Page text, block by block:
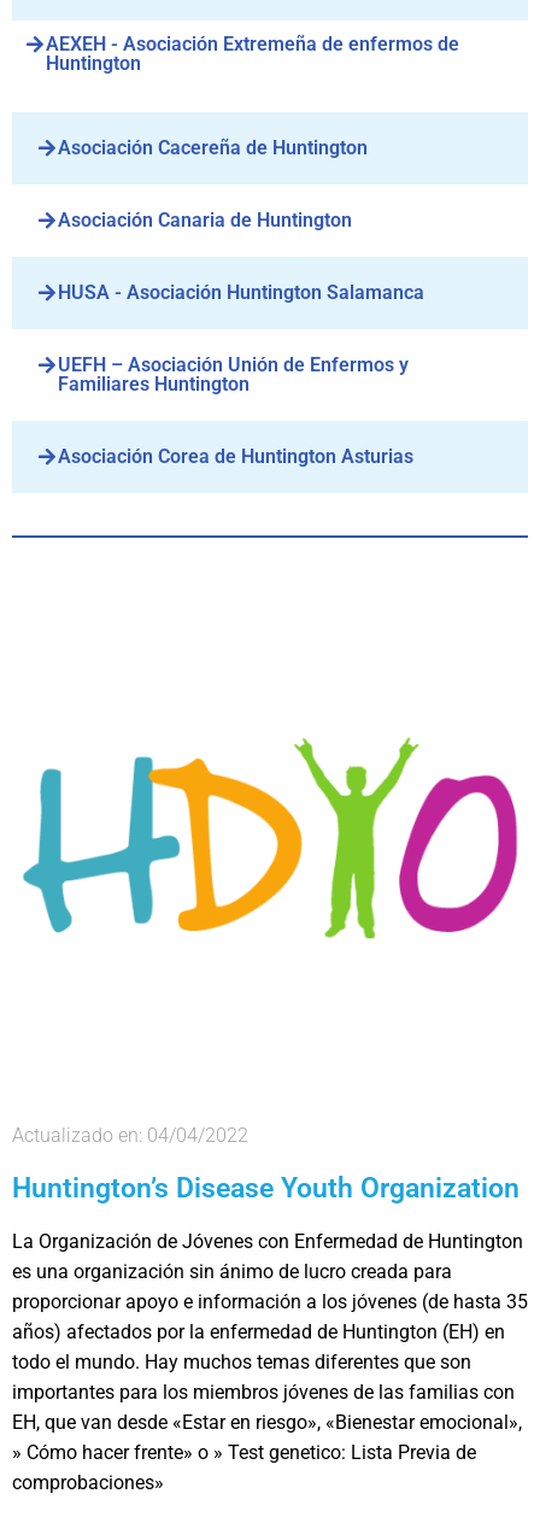
AEXEH - Asociación Extremeña de enfermos de
Huntington
Asociación Cacereña de Huntington
Asociación Canaria de Huntington
HUSA - Asociación Huntington Salamanca
UEFH – Asociación Unión de Enfermos y
Familiares Huntington
Asociación Corea de Huntington Asturias
Actualizado en: 04/04/2022
Huntington’s Disease Youth Organization
La Organización de Jóvenes con Enfermedad de Huntington
es una organización sin ánimo de lucro creada para
proporcionar apoyo e información a los jóvenes (de hasta 35
años) afectados por la enfermedad de Huntington (EH) en
todo el mundo. Hay muchos temas diferentes que son
importantes para los miembros jóvenes de las familias con
EH, que van desde «Estar en riesgo», «Bienestar emocional»,
» Cómo hacer frente» o » Test genetico: Lista Previa de
comprobaciones»